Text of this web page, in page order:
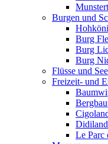
Burgen und
Burg
Burg
Burg
Flüsse und
Freizeit- und
Didiland
Le Parc